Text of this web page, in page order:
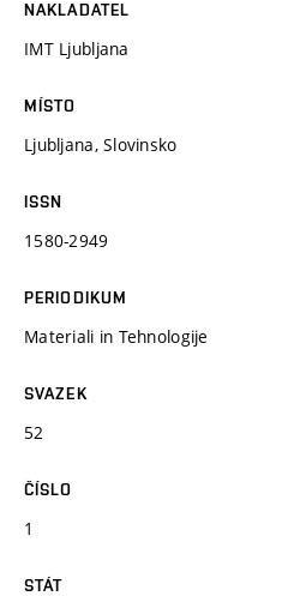
NAKLADATEL
IMT Ljubljana
MÍSTO
Ljubljana, Slovinsko
ISSN
1580-2949
PERIODIKUM
Materiali in Tehnologije
SVAZEK
52
ČÍSLO
1
STÁT